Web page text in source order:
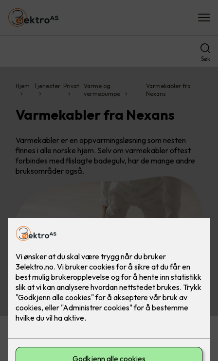
Søk
Hjem Tjenester Privat
Varme og
varmepumpe
Varmekabler fra
Nexans
Varmekabler fra Nexans
Varmekabler er en oppvarmingsløsning som nesten
finnes i alle norske hjem. Selv om varmekabler oftest
forbindes med flislagte badegulv, har de mange andre
bruksområder også.
og soverommet også.